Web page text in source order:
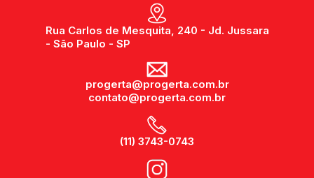
Rua Carlos de Mesquita, 240 - Jd. Jussara
- São Paulo - SP
progerta@progerta.com.br
contato@progerta.com.br
(11) 3743-0743